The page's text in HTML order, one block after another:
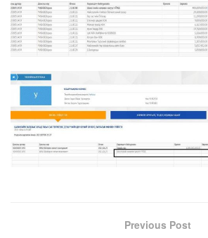
Previous Post